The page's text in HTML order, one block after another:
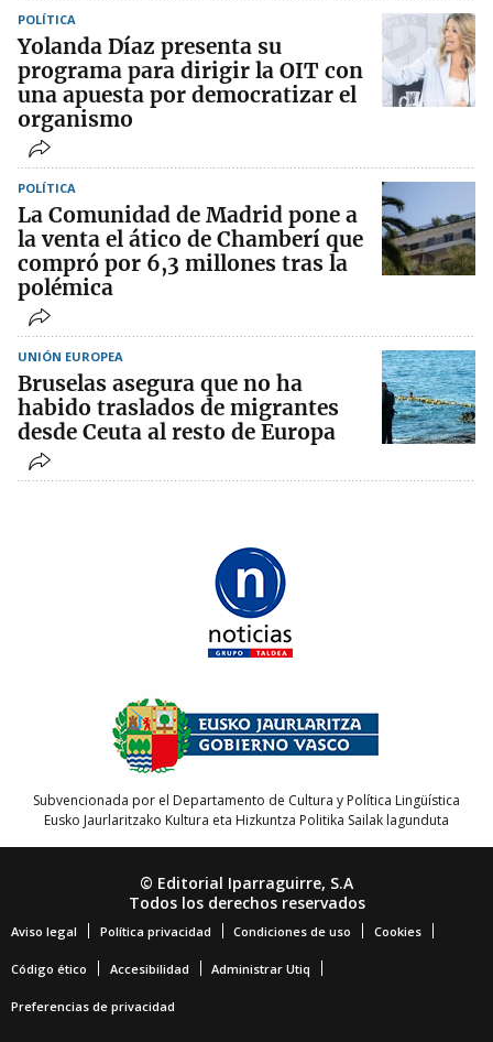
POLÍTICA
Yolanda Díaz presenta su
programa para dirigir la OIT con
una apuesta por democratizar el
organismo
POLÍTICA
La Comunidad de Madrid pone a
la venta el ático de Chamberí que
compró por 6,3 millones tras la
polémica
UNIÓN EUROPEA
Bruselas asegura que no ha
habido traslados de migrantes
desde Ceuta al resto de Europa
Subvencionada por el Departamento de Cultura y Política Lingüística
Eusko Jaurlaritzako Kultura eta Hizkuntza Politika Sailak lagunduta
© Editorial Iparraguirre, S.A
Todos los derechos reservados
Aviso legal Política privacidad Condiciones de uso Cookies
Código ético Accesibilidad Administrar Utiq
Preferencias de privacidad